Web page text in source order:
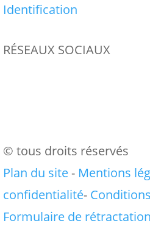
Identification
RÉSEAUX SOCIAUX
© tous droits réservés
Plan du site- Mentions
confidentialité-
Formulaire de rétractation